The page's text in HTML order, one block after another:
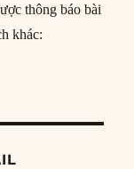
thông báo bài
khác: